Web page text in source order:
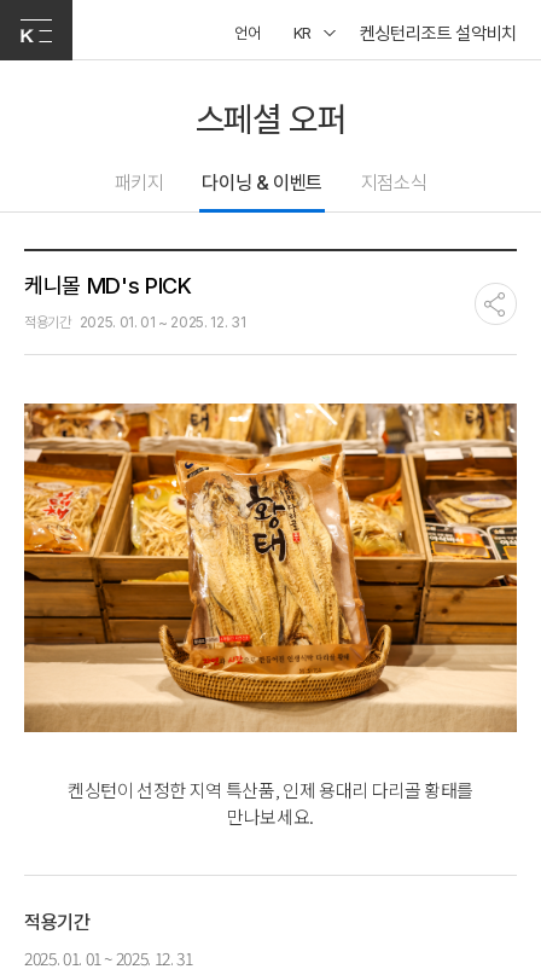
언어 KR 켄싱턴리조트 설악비치
스페셜 오퍼
패키지 다이닝 & 이벤트 지점소식
케니몰 MD's PICK
적용기간 2025. 01. 01 ~ 2025. 12. 31
켄싱턴이 선정한 지역 특산품, 인제 용대리 다리골 황태를
만나보세요.
적용기간
2025. 01. 01 ~ 2025. 12. 31